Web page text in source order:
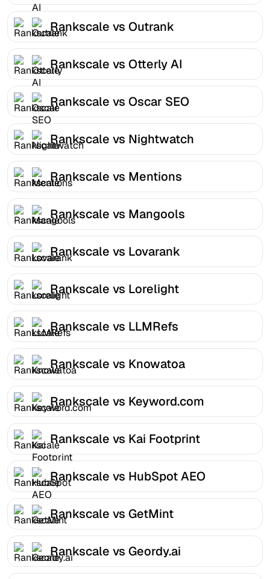
Rankscale vs Outrank
Rankscale vs Otterly AI
Rankscale vs Oscar SEO
Rankscale vs Nightwatch
Rankscale vs Mentions
Rankscale vs Mangools
Rankscale vs Lovarank
Rankscale vs Lorelight
Rankscale vs LLMRefs
Rankscale vs Knowatoa
Rankscale vs Keyword.com
Rankscale vs Kai Footprint
Rankscale vs HubSpot AEO
Rankscale vs GetMint
Rankscale vs Geordy.ai